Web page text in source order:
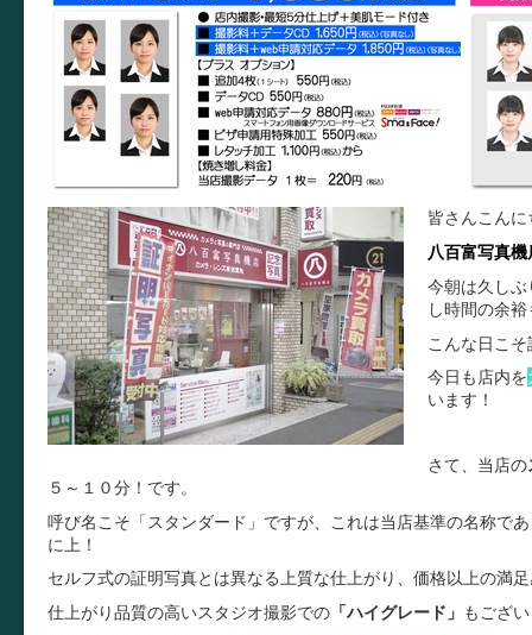
皆さんこんに
八百富写真機
今朝は久し
し時間の余
こんな日こ
今日も店内を
います！
さて、当店の
５～１０分！ です。
呼び名こそ「スタンダード」ですが、これは当店基準の名称で
に上！
セルフ式の証明写真とは異なる上質な仕上がり、価格以上の満
仕上がり品質の高いスタジオ撮影での 「ハイグレード」 もござ